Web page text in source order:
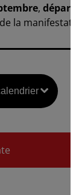
,
la